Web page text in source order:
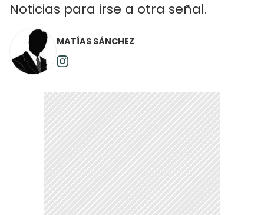
Noticias para irse a otra señal.
MATÍAS SÁNCHEZ